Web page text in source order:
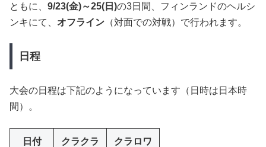
ともに、 9/23(金)～25(日)の3日間、フィンランドのヘルシ
ンキにて、 オフライン （対面での対戦）で行われます。
日程
大会の日程は下記のようになっています（日時は日本時
間）。
日付 クラクラ クラロワ